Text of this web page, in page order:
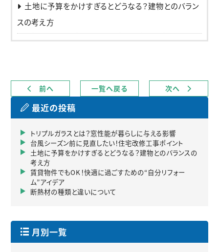
土地に予算をかけすぎるとどうなる？建物とのバラン
スの考え方
前へ 一覧へ戻る 次へ
最近の投稿
トリプルガラスとは？窓性能が暮らしに与える影響
台風シーズン前に見直したい！住宅改修工事ポイント
土地に予算をかけすぎるとどうなる？建物とのバランスの
考え方
賃貸物件でもOK！快適に過ごすための“自分リフォー
ム”アイデア
断熱材の種類と違いについて
月別一覧